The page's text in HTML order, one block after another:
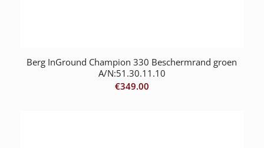
Berg InGround Champion 330 Beschermrand groen
A/N:51.30.11.10
€349.00